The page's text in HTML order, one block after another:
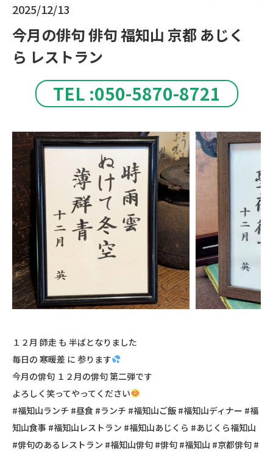
2025/12/13
今月の俳句 俳句 福知山 京都 あじく
ら レストラン
TEL :050-5870-8721
１２月 師走 も 半ばとなりました
毎日の 寒暖差 に 参ります
今月の俳句 １２月の俳句 第二弾です
よろしく笑ってやってください
#福知山ランチ #昼食 #ランチ #福知山ご飯 #福知山ディナー #福
知山食事 #福知山レストラン #福知山あじくら #あじくら福知山
#俳句のあるレストラン #福知山俳句 #俳句 #福知山 #京都俳句 #